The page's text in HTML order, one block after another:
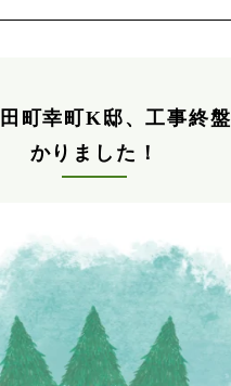
田町幸町K邸、工事終
かりました！